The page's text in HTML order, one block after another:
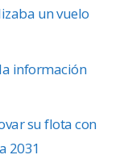
un vuelo
información
su flota con
2031